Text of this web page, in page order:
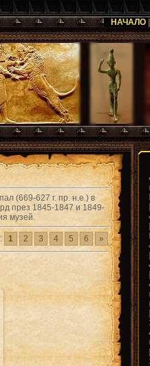
НАЧАЛО
(669-627 г. пр. н.е.) в
през 1845-1847 и 1849-
музей.
: 1 2 3 4 5 6 »